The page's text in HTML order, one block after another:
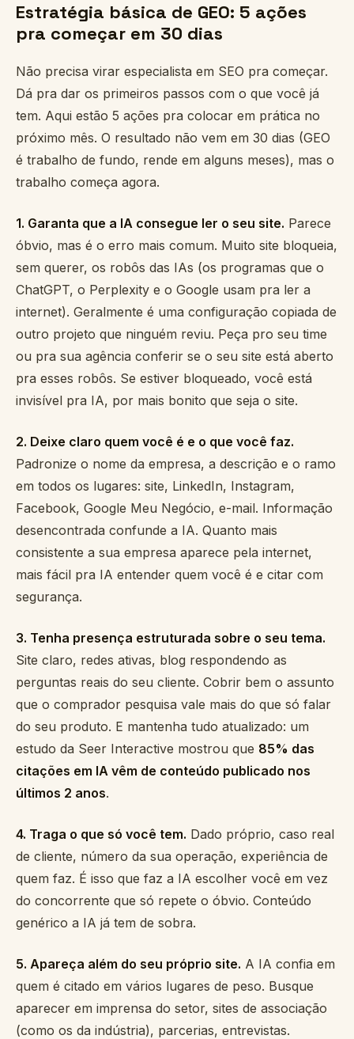
Estratégia básica de GEO: 5 ações
pra começar em 30 dias
Não precisa virar especialista em SEO pra começar.
Dá pra dar os primeiros passos com o que você já
tem. Aqui estão 5 ações pra colocar em prática no
próximo mês. O resultado não vem em 30 dias (GEO
é trabalho de fundo, rende em alguns meses), mas o
trabalho começa agora.
1. Garanta que a IA consegue ler o seu site. Parece
óbvio, mas é o erro mais comum. Muito site bloqueia,
sem querer, os robôs das IAs (os programas que o
ChatGPT, o Perplexity e o Google usam pra ler a
internet). Geralmente é uma configuração copiada de
outro projeto que ninguém reviu. Peça pro seu time
ou pra sua agência conferir se o seu site está aberto
pra esses robôs. Se estiver bloqueado, você está
invisível pra IA, por mais bonito que seja o site.
2. Deixe claro quem você é e o que você faz.
Padronize o nome da empresa, a descrição e o ramo
em todos os lugares: site, LinkedIn, Instagram,
Facebook, Google Meu Negócio, e-mail. Informação
desencontrada confunde a IA. Quanto mais
consistente a sua empresa aparece pela internet,
mais fácil pra IA entender quem você é e citar com
segurança.
3. Tenha presença estruturada sobre o seu tema.
Site claro, redes ativas, blog respondendo as
perguntas reais do seu cliente. Cobrir bem o assunto
que o comprador pesquisa vale mais do que só falar
do seu produto. E mantenha tudo atualizado: um
estudo da Seer Interactive mostrou que 85% das
citações em IA vêm de conteúdo publicado nos
últimos 2 anos.
4. Traga o que só você tem. Dado próprio, caso real
de cliente, número da sua operação, experiência de
quem faz. É isso que faz a IA escolher você em vez
do concorrente que só repete o óbvio. Conteúdo
genérico a IA já tem de sobra.
5. Apareça além do seu próprio site. A IA confia em
quem é citado em vários lugares de peso. Busque
aparecer em imprensa do setor, sites de associação
(como os da indústria), parcerias, entrevistas.